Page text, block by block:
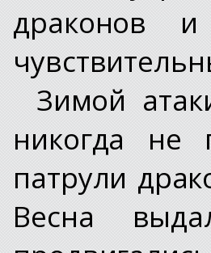
драконов
Зимой
никогда не
патрули
Весна